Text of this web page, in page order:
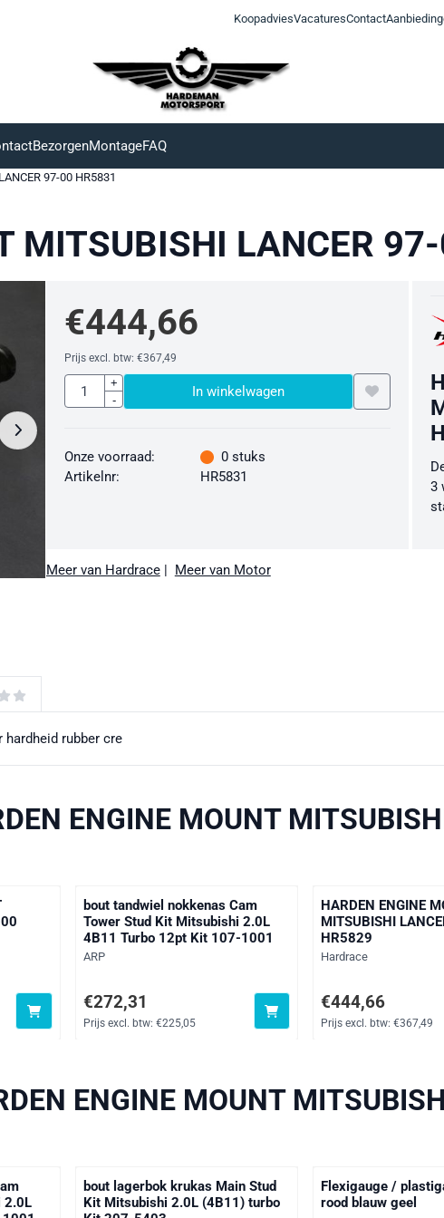
KoopadviesVacaturesContact
BezorgenMontageFAQ
97-00 HR5831
MITSUBISHI LANCER
€444,66
Prijs excl. btw: €367,49
Aantal
+
-
In winkelwagen
Onze voorraad: 0 stuks
Artikelnr:
HR5831
3
Meer van Hardrace| Meer van Motor
rubber cre
ENGINE MOUNT
367,49
bout tandwiel nokkenas Cam
Tower Stud Kit Mitsubishi 2.0L
4B11 Turbo 12pt Kit 107-1001
Merk:
ARP
Prijs: 272,31, exclusief btw: 225,05
€272,31
Prijs excl. btw: €225,05
HARDEN ENGINE
MITSUBISHI
HR5829
Merk:
Hardrace
Prijs: 444,66,
€444,66
Prijs excl. btw: €367,49
ENGINE MOUNT
2.0L
bout lagerbok krukas Main Stud
Kit Mitsubishi 2.0L (4B11) turbo
Flexigauge /
rood blauw geel